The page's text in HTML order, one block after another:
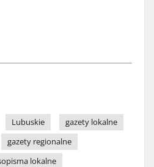
Lubuskie
gazety lokalne
gazety regionalne
lokalne